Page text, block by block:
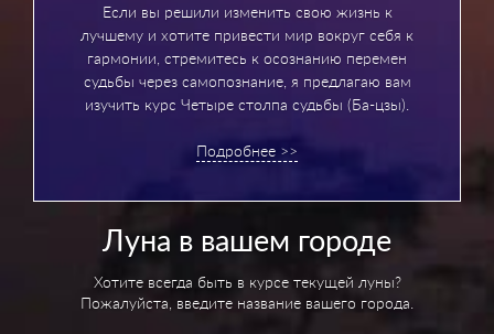
Если вы решили изменить свою жизнь к
лучшему и хотите привести мир вокруг себя к
гармонии, стремитесь к осознанию перемен
судьбы через самопознание, я предлагаю вам
изучить курс Четыре столпа судьбы (Ба-цзы).
Подробнее >>
Луна в вашем городе
Хотите всегда быть в курсе текущей луны?
Пожалуйста, введите название вашего города.